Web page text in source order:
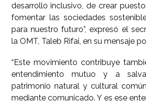
desarrollo inclusivo, de crear
fomentar las sociedades
para nuestro futuro”, expresó el
la OMT, Taleb Rifai, en su mensaje
“Este movimiento contribuye
entendimiento mutuo y a
patrimonio natural y cultural
mediante comunicado. Y es ese